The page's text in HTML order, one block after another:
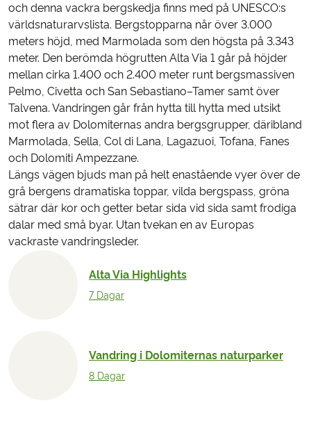
och denna vackra bergskedja finns med på UNESCO:s
världsnaturarvslista. Bergstopparna når över 3.000
meters höjd, med Marmolada som den högsta på 3.343
meter. Den berömda högrutten Alta Via 1 går på höjder
mellan cirka 1.400 och 2.400 meter runt bergsmassiven
Pelmo, Civetta och San Sebastiano–Tamer samt över
Talvena. Vandringen går från hytta till hytta med utsikt
mot flera av Dolomiternas andra bergsgrupper, däribland
Marmolada, Sella, Col di Lana, Lagazuoi, Tofana, Fanes
och Dolomiti Ampezzane.
Längs vägen bjuds man på helt enastående vyer över de
grå bergens dramatiska toppar, vilda bergspass, gröna
sätrar där kor och getter betar sida vid sida samt frodiga
dalar med små byar. Utan tvekan en av Europas
vackraste vandringsleder.
Alta Via Highlights
7 Dagar
Vandring i Dolomiternas naturparker
8 Dagar